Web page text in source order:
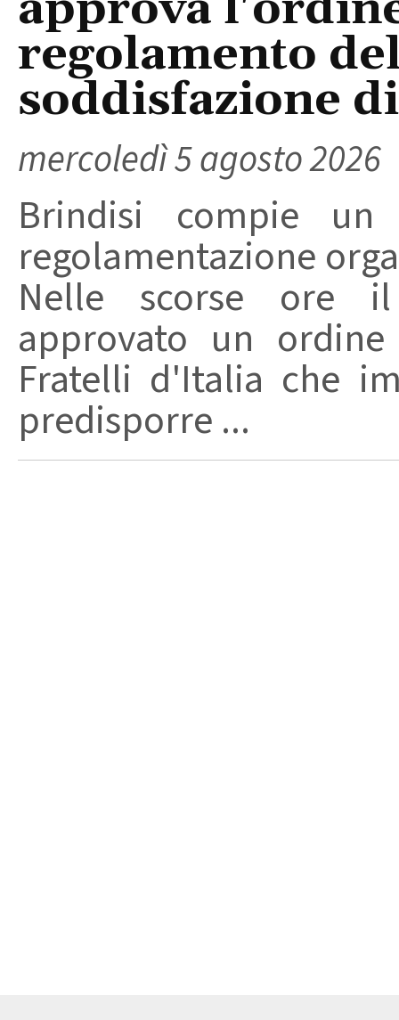
regolamento
soddisfazione
mercoledì 5 agosto 2026
Brindisi compie
regolamentazione
Nelle scorse ore
approvato un
Fratelli d'Italia che
predisporre ...